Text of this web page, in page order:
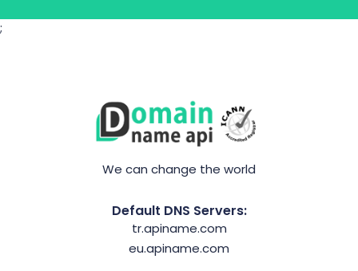
;
We can change the world
Default DNS Servers:
tr.apiname.com
eu.apiname.com